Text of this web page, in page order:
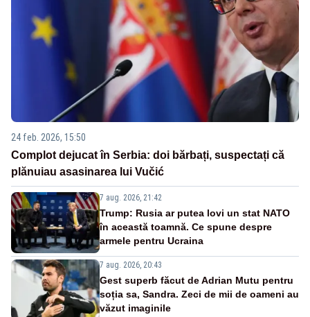
24 feb. 2026, 15:50
Complot dejucat în Serbia: doi bărbați, suspectați că
plănuiau asasinarea lui Vučić
7 aug. 2026, 21:42
Trump: Rusia ar putea lovi un stat NATO
în această toamnă. Ce spune despre
armele pentru Ucraina
7 aug. 2026, 20:43
Gest superb făcut de Adrian Mutu pentru
soția sa, Sandra. Zeci de mii de oameni au
văzut imaginile